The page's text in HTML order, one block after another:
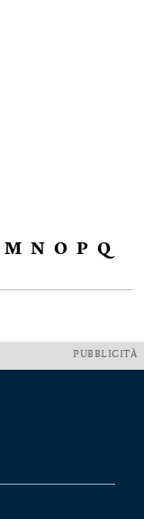
M N O P Q
PUBBLICITÀ